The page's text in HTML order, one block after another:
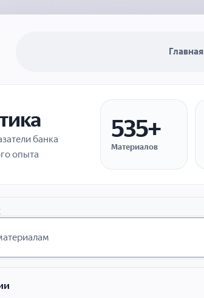
Главная
банка
опыта
535+
Материалов